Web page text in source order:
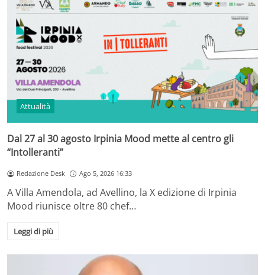
Attualità
Dal 27 al 30 agosto Irpinia Mood mette al centro gli
“Intolleranti”
Redazione Desk Ago 5, 2026 16:33
A Villa Amendola, ad Avellino, la X edizione di Irpinia
Mood riunisce oltre 80 chef…
Leggi di più